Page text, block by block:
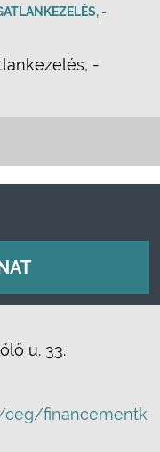
-
-
u. 33.
ceg/financementk